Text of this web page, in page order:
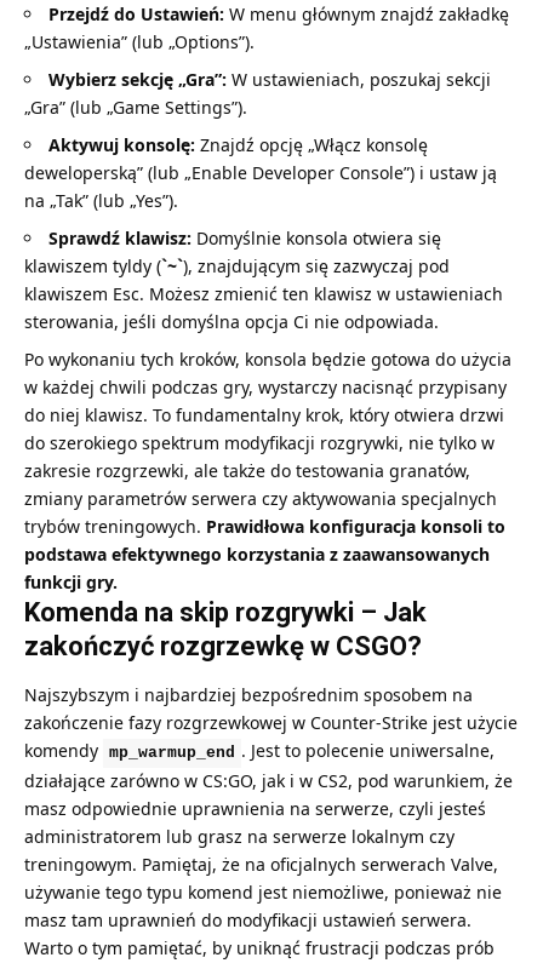
Przejdź do Ustawień: W menu głównym znajdź zakładkę
„Ustawienia” (lub „Options”).
Wybierz sekcję „Gra”: W ustawieniach, poszukaj sekcji
„Gra” (lub „Game Settings”).
Aktywuj konsolę: Znajdź opcję „Włącz konsolę
deweloperską” (lub „Enable Developer Console”) i ustaw ją
na „Tak” (lub „Yes”).
Sprawdź klawisz: Domyślnie konsola otwiera się
klawiszem tyldy (`~`), znajdującym się zazwyczaj pod
klawiszem Esc. Możesz zmienić ten klawisz w ustawieniach
sterowania, jeśli domyślna opcja Ci nie odpowiada.
Po wykonaniu tych kroków, konsola będzie gotowa do użycia
w każdej chwili podczas gry, wystarczy nacisnąć przypisany
do niej klawisz. To fundamentalny krok, który otwiera drzwi
do szerokiego spektrum modyfikacji rozgrywki, nie tylko w
zakresie rozgrzewki, ale także do testowania granatów,
zmiany parametrów serwera czy aktywowania specjalnych
trybów treningowych. Prawidłowa konfiguracja konsoli to
podstawa efektywnego korzystania z zaawansowanych
funkcji gry.
Komenda na skip rozgrywki – Jak
zakończyć rozgrzewkę w CSGO?
Najszybszym i najbardziej bezpośrednim sposobem na
zakończenie fazy rozgrzewkowej w Counter-Strike jest użycie
komendy
mp_warmup_end . Jest to polecenie uniwersalne,
działające zarówno w CS:GO, jak i w CS2, pod warunkiem, że
masz odpowiednie uprawnienia na serwerze, czyli jesteś
administratorem lub grasz na serwerze lokalnym czy
treningowym. Pamiętaj, że na oficjalnych serwerach Valve,
używanie tego typu komend jest niemożliwe, ponieważ nie
masz tam uprawnień do modyfikacji ustawień serwera.
Warto o tym pamiętać, by uniknąć frustracji podczas prób